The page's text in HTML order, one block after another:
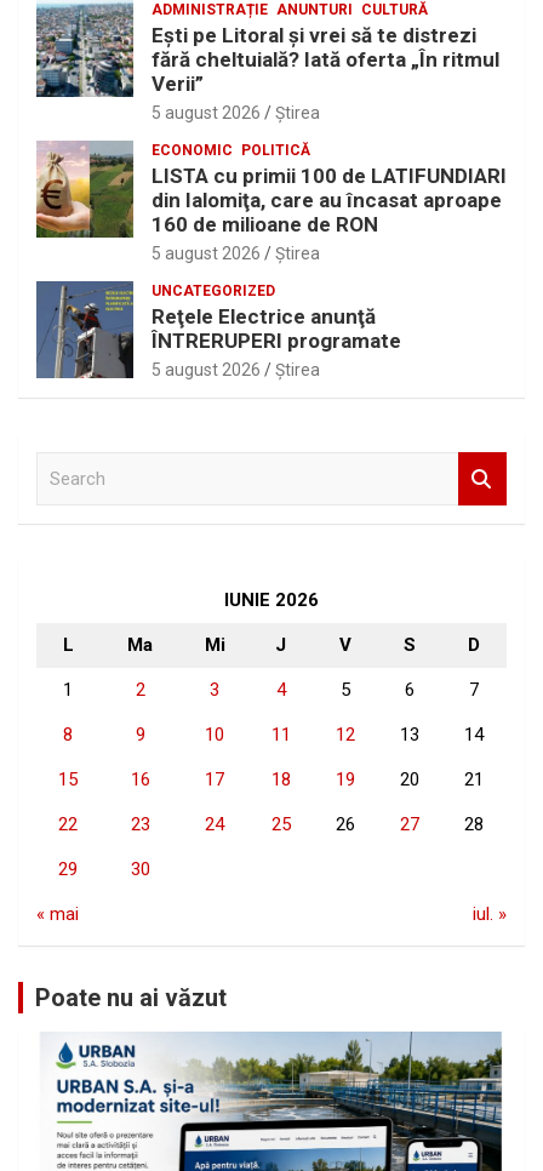
ADMINISTRAȚIE ANUNTURI CULTURĂ
Eşti pe Litoral şi vrei să te distrezi
fără cheltuială? Iată oferta „În ritmul
Verii”
5 august 2026 Ştirea
ECONOMIC POLITICĂ
LISTA cu primii 100 de LATIFUNDIARI
din Ialomiţa, care au încasat aproape
160 de milioane de RON
5 august 2026 Ştirea
UNCATEGORIZED
Reţele Electrice anunţă
ÎNTRERUPERI programate
5 august 2026 Ştirea
IUNIE 2026
L Ma Mi J V S D
1 2 3 4 5 6 7
8 9 10 11 12 13 14
15 16 17 18 19 20 21
22 23 24 25 26 27 28
29 30
« mai iul. »
Poate nu ai văzut